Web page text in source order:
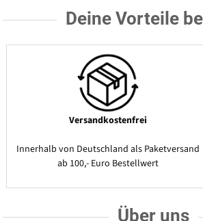
Deine Vorteile
Versandkostenfrei
Innerhalb von Deutschland als Paketversand
ab 100,- Euro Bestellwert
Über uns